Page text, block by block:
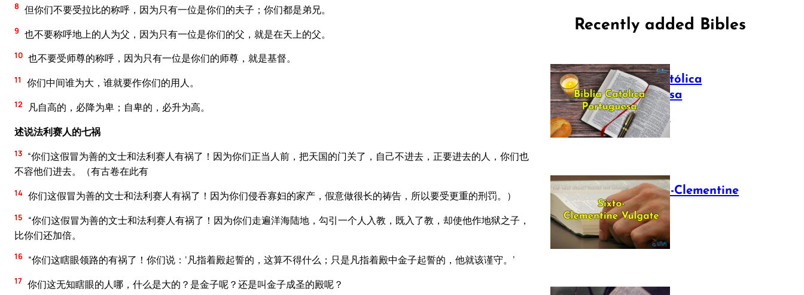
8 但你们不要受拉比的称呼，因为只有一位是你们的夫子；你们都是弟兄。
9 也不要称呼地上的人为父，因为只有一位是你们的父，就是在天上的父。
10 也不要受师尊的称呼，因为只有一位是你们的师尊，就是基督。
11 你们中间谁为大，谁就要作你们的用人。
12
凡自高的，必降为卑；自卑的，必升为高。
述说法利赛人的七祸
13 “你们这假冒为善的文士和法利赛人有祸了！因为你们正当人前，把天国的门关了，自己不进去，正要进去的人，你们也
不容他们进去。（有古卷在此有
14 你们这假冒为善的文士和法利赛人有祸了！因为你们侵吞寡妇的家产，假意做很长的祷告，所以要受更重的刑罚。）
15
“你们这假冒为善的文士和法利赛人有祸了！因为你们走遍洋海陆地，勾引一个人入教，既入了教，却使他作地狱之子，
比你们还加倍。
16 “你们这瞎眼领路的有祸了！你们说：‘凡指着殿起誓的，这算不得什么；只是凡指着殿中金子起誓的，他就该谨守。’
17 你们这无知瞎眼的人哪，什么是大的？是金子呢？还是叫金子成圣的殿呢？
Recently added Bibles
Bíblia Católica
Portuguesa
July 16, 2025
The Sixto-Clementine
Vulgate
July 12, 2025